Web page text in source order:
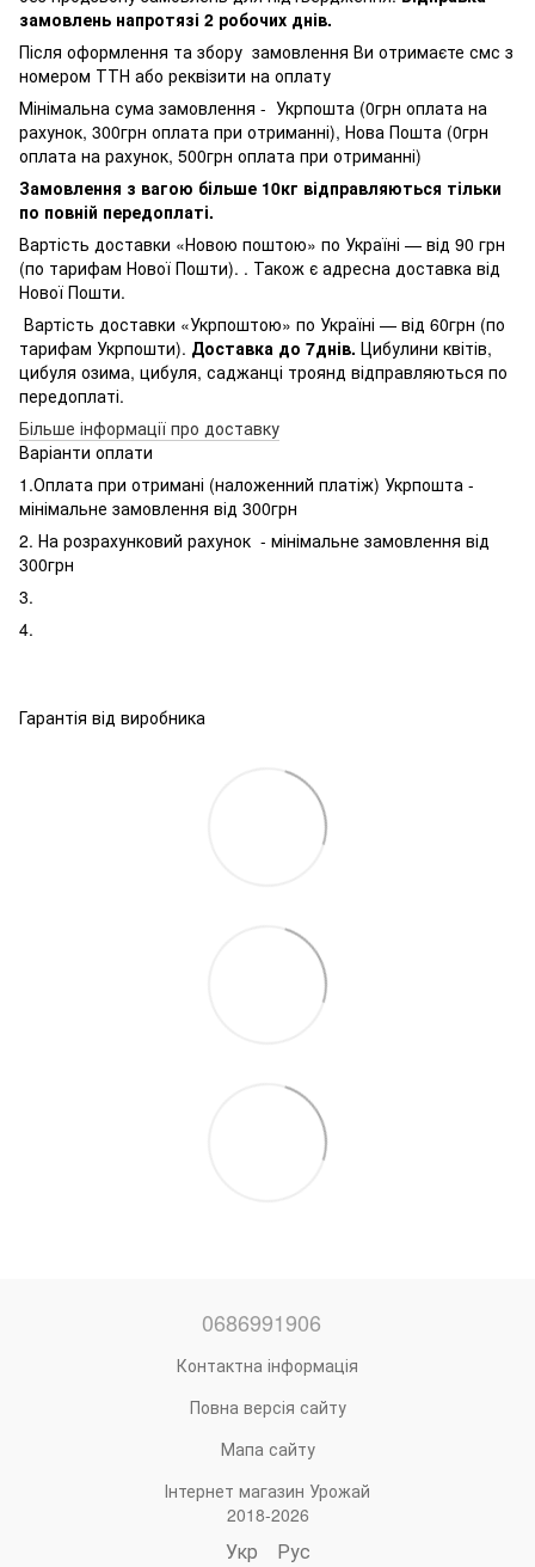
замовлень напротязі 2 робочих днів.
Після оформлення та збору замовлення Ви отримаєте смс з
номером ТТН або реквізити на оплату
Мінімальна сума замовлення - Укрпошта (0грн оплата на
рахунок, 300грн оплата при отриманні), Нова Пошта (0грн
оплата на рахунок, 500грн оплата при отриманні)
Замовлення з вагою більше 10кг відправляються тільки
по повній передоплаті.
Вартість доставки «Новою поштою» по Україні — від 90 грн
(по тарифам Нової Пошти). . Також є адресна доставка від
Нової Пошти.
Вартість доставки «Укрпоштою» по Україні — від 60грн (по
тарифам Укрпошти). Доставка до 7днів. Цибулини квітів,
цибуля озима, цибуля, саджанці троянд відправляються по
передоплаті.
Більше інформації про доставку
Варіанти оплати
1.Оплата при отримані (наложенний платіж) Укрпошта -
мінімальне замовлення від 300грн
2. На розрахунковий рахунок - мінімальне замовлення від
300грн
3.
4.
Гарантія від виробника
0686991906
Контактна інформація
Повна версія сайту
Мапа сайту
Інтернет магазин Урожай
2018-2026
Укр Рус